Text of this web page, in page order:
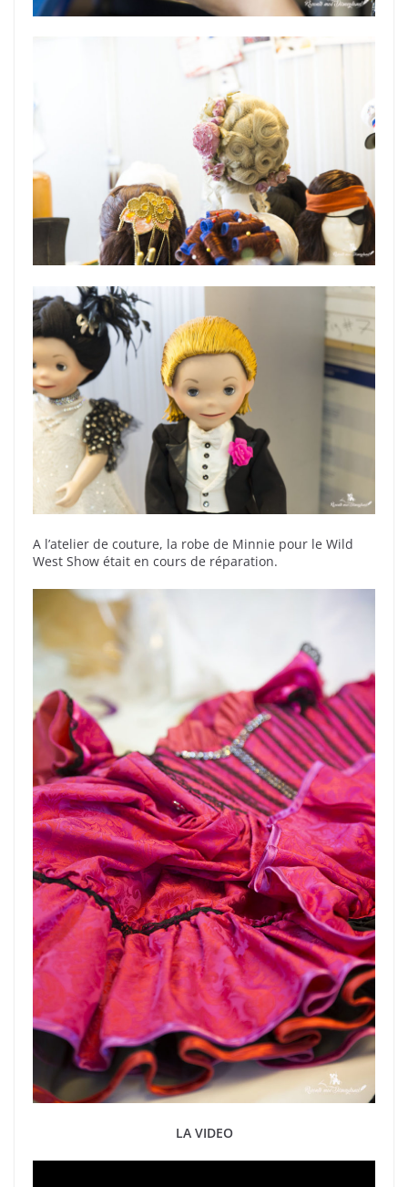
A l’atelier de couture, la robe de Minnie pour le Wild
West Show était en cours de réparation.
LA VIDEO